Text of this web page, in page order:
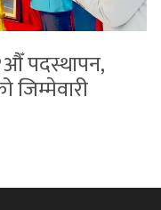
पदस्थापन,